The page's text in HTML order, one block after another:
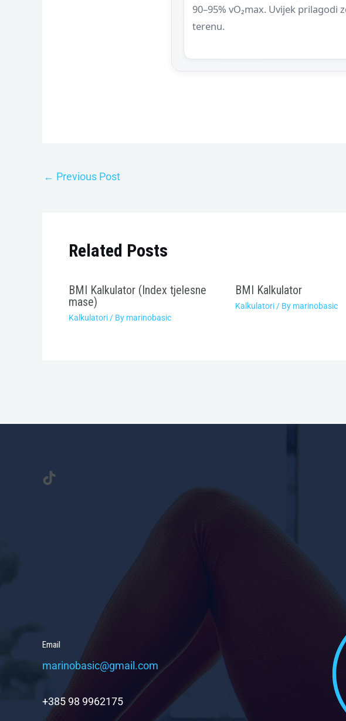
90–95% vO₂max. Uvijek
terenu.
← Previous Post
Related Posts
BMI Kalkulator (Index tjelesne
mase)
Kalkulatori / By marinobasic
BMI Kalkulator
Kalkulatori/ By marinobasic
TikTok
Email
marinobasic@gmail.com
+385 98 9962175